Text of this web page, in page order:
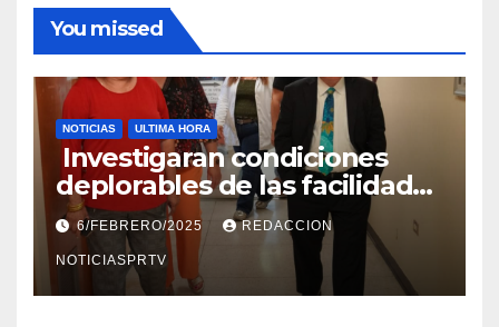
You missed
NOTICIAS ULTIMA HORA
Investigaran condiciones
deplorables de las facilidades
el Departamento de la Salud
en Mayagüez
6/FEBRERO/2025 REDACCION
NOTICIASPRTV